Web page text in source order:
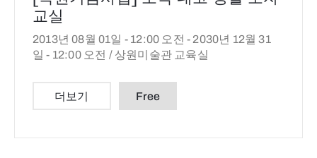
교실
2013년 08월 01일 - 12:00 오전 - 2030년 12월 31
일 - 12:00 오전 / 상원미술관 교육실
더보기 Free